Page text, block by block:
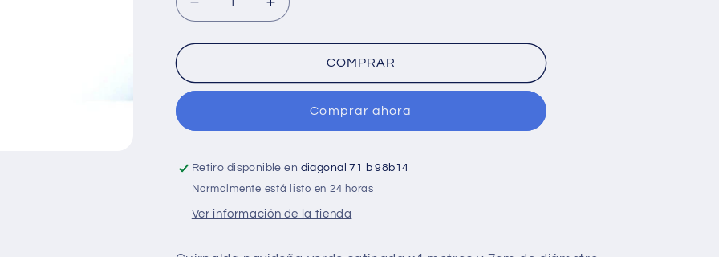
Reducir
cantidad
para
navideña
x4
y
7cm
diámetro
Aumentar
cantidad
para
Guirnalda
navideña
satinada
x4
y
7cm
diámetro
COMPRAR
Comprar ahora
Retiro disponible en diagonal 71 b 98b14
Normalmente está listo en 24 horas
Ver información de la tienda